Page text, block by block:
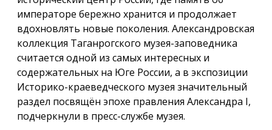
императоре бережно хранится и продолжает
вдохновлять новые поколения. Александровская
коллекция Таганрогского музея-заповедника
считается одной из самых интересных и
содержательных на Юге России, а в экспозиции
Историко-краеведческого музея значительный
раздел посвящён эпохе правления Александра I,
подчеркнули в пресс-службе музея.